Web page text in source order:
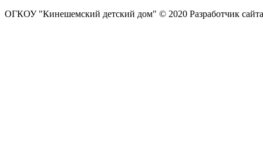
ОГКОУ "Кинешемский детский дом" © 2020 Разработчик